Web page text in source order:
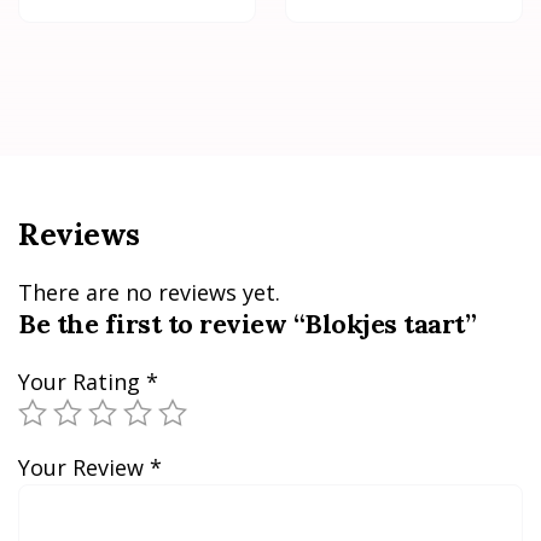
Reviews
There are no reviews yet.
Be the first to review “Blokjes taart”
Your Rating *
Your Review *